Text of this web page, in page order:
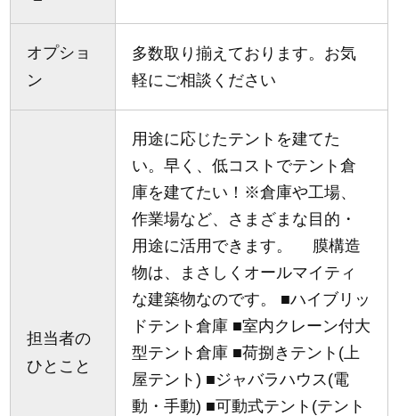
オプショ
ン
多数取り揃えております。お気
軽にご相談ください
担当者の
ひとこと
用途に応じたテントを建てた
い。早く、低コストでテント倉
庫を建てたい！※倉庫や工場、
作業場など、さまざまな目的・
用途に活用できます。 膜構造
物は、まさしくオールマイティ
な建築物なのです。 ■ハイブリッ
ドテント倉庫 ■室内クレーン付大
型テント倉庫 ■荷捌きテント(上
屋テント) ■ジャバラハウス(電
動・手動) ■可動式テント(テント